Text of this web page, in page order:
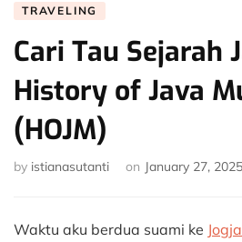
TRAVELING
Cari Tau Sejarah
History of Java
(HOJM)
by istianasutanti on January 27, 2025
Waktu aku berdua suami ke Jogja